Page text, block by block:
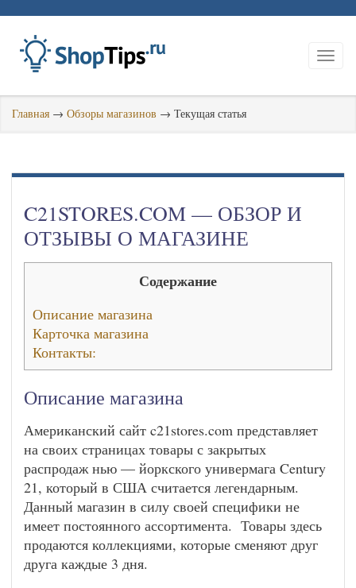
Главная → Обзоры магазинов → Текущая статья
C21STORES.COM — ОБЗОР И
ОТЗЫВЫ О МАГАЗИНЕ
Содержание
Описание магазина
Карточка магазина
Контакты:
Описание магазина
Американский сайт c21stores.com представляет
на своих страницах товары с закрытых
распродаж нью — йоркского универмага Century
21, который в США считается легендарным.
Данный магазин в силу своей специфики не
имеет постоянного ассортимента. Товары здесь
продаются коллекциями, которые сменяют друг
друга каждые 3 дня.